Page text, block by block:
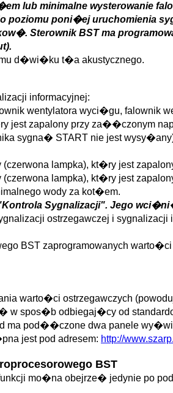
lub minimalne wysterowanie
poziomu poni�ej uruchomienia
Sterownik BST ma
d�wi�ku t�a akustycznego.
informacyjnej:
wentylatora wyci�gu, falownik
zapalony przy za��czonym
sygna� START nie jest
lampka), kt�ry jest
lampka), kt�ry jest
wody za kot�em.
Sygnalizacji". Jego
ostrzegawczej i
BST zaprogramowanych
warto�ci ostrzegawczych
w spos�b odbiegaj�cy od
ma pod��czone dwa panele
jest pod adresem: http://
BST
mo�na obejrze� jedynie po